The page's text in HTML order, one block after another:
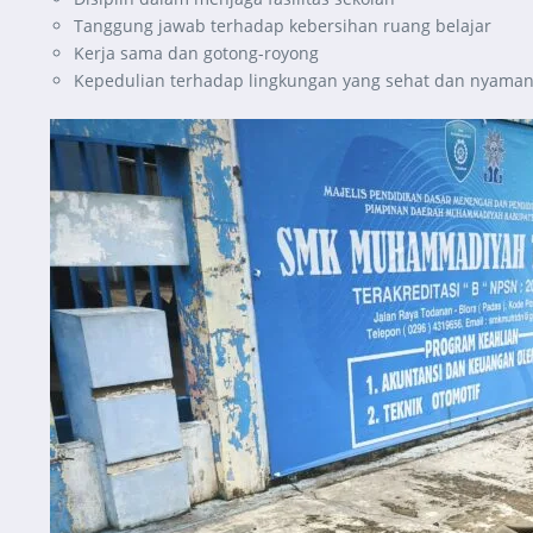
Tanggung jawab terhadap kebersihan ruang belajar
Kerja sama dan gotong-royong
Kepedulian terhadap lingkungan yang sehat dan nyaman